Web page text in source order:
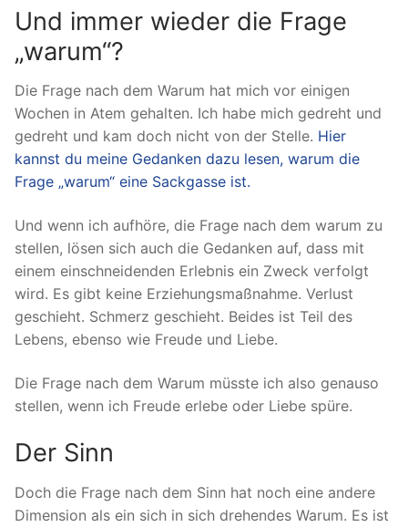
Und immer wieder die Frage
„warum“?
Die Frage nach dem Warum hat mich vor einigen
Wochen in Atem gehalten. Ich habe mich gedreht und
gedreht und kam doch nicht von der Stelle. Hier
kannst du meine Gedanken dazu lesen, warum die
Frage „warum“ eine Sackgasse ist.
Und wenn ich aufhöre, die Frage nach dem warum zu
stellen, lösen sich auch die Gedanken auf, dass mit
einem einschneidenden Erlebnis ein Zweck verfolgt
wird. Es gibt keine Erziehungsmaßnahme. Verlust
geschieht. Schmerz geschieht. Beides ist Teil des
Lebens, ebenso wie Freude und Liebe.
Die Frage nach dem Warum müsste ich also genauso
stellen, wenn ich Freude erlebe oder Liebe spüre.
Der Sinn
Doch die Frage nach dem Sinn hat noch eine andere
Dimension als ein sich in sich drehendes Warum. Es ist